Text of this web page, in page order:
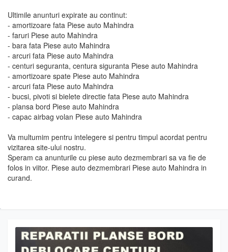
Ultimile anunturi expirate au continut:
- amortizoare fata Piese auto Mahindra
- faruri Piese auto Mahindra
- bara fata Piese auto Mahindra
- arcuri fata Piese auto Mahindra
- centuri seguranta, centura siguranta Piese auto Mahindra
- amortizoare spate Piese auto Mahindra
- arcuri fata Piese auto Mahindra
- bucsi, pivoti si bielete directie fata Piese auto Mahindra
- plansa bord Piese auto Mahindra
- capac airbag volan Piese auto Mahindra
Va multumim pentru intelegere si pentru timpul acordat pentru
vizitarea site-ului nostru.
Speram ca anunturile cu piese auto dezmembrari sa va fie de
folos in viitor. Piese auto dezmembrari Piese auto Mahindra in
curand.